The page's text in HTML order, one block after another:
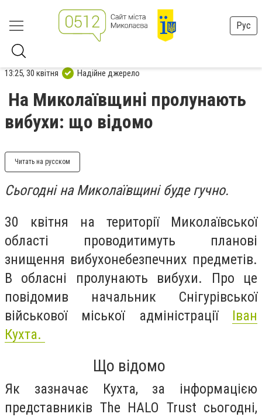
Рус
13:25, 30 квітня Надійне джерело
На Миколаївщині пролунають
вибухи: що відомо
Читать на русском
Сьогодні на Миколаївщині буде гучно.
30 квітня на території Миколаївської
області проводитимуть планові
знищення вибухонебезпечних предметів.
В обласні пролунають вибухи. Про це
повідомив начальник Снігурівської
військової міської адміністрації Іван
Кухта.
Що відомо
Як зазначає Кухта, за інформацією
представників The HALO Trust сьогодні,